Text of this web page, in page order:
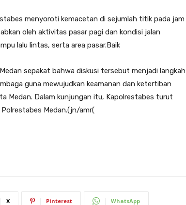
menyoroti kemacetan di sejumlah titik pada jam
oleh aktivitas pasar pagi dan kondisi jalan
lalu lintas, serta area pasar.Baik
sepakat bahwa diskusi tersebut menjadi langkah
guna mewujudkan keamanan dan ketertiban
Medan. Dalam kunjungan itu, Kapolrestabes turut
Medan.(jn/amr(
X Pinterest WhatsApp